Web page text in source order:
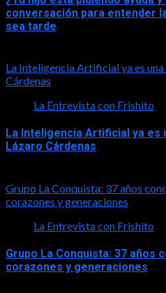
conversación para entender
sea tarde
La Inteligencia Artificial ya es
Cárdenas
La Entrevista con Frishito
La Inteligencia Artificial ya es
Lázaro Cárdenas
Grupo La Conquista: 37 años
corazones y generaciones
La Entrevista con Frishito
Grupo La Conquista: 37 años
corazones y generaciones